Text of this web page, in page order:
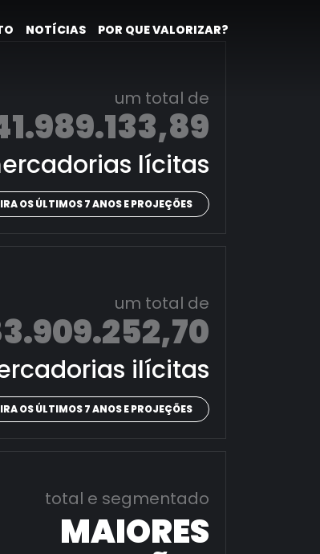
NOTÍCIAS POR QUE VALORIZAR?
um total de
lícitas
OS ÚLTIMOS 7 ANOS E PROJEÇÕES
um total de
ilícitas
OS ÚLTIMOS 7 ANOS E PROJEÇÕES
total e segmentado
MAIORES